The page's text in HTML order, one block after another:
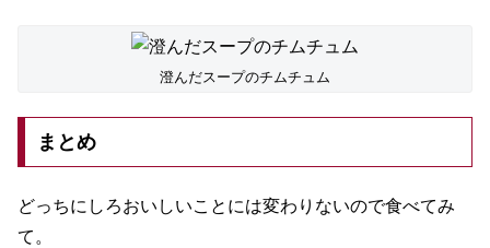
澄んだスープのチムチュム
まとめ
どっちにしろおいしいことには変わりないので食べてみ
て。